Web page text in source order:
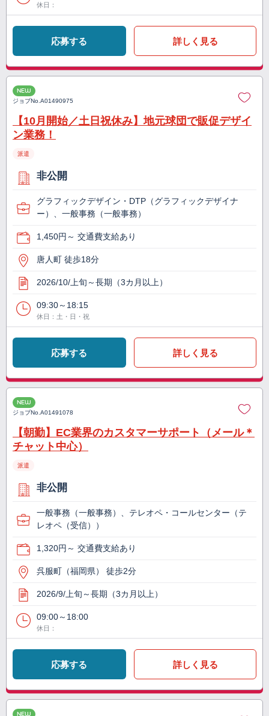
休日：
応募する 詳しく見る
NEW
ジョブNo.A01490975
【10月開始／土日祝休み】地元球団で販促デザイ
ン業務！
派遣
非公開
グラフィックデザイン・DTP（グラフィックデザイナ
ー）、一般事務（一般事務）
1,450円～ 交通費支給あり
唐人町 徒歩18分
2026/10/上旬～長期（3カ月以上）
09:30～18:15
休日：土・日・祝
応募する 詳しく見る
NEW
ジョブNo.A01491078
【朝勤】EC業界のカスタマーサポート（メール＊
チャット中心）
派遣
非公開
一般事務（一般事務）、テレオペ・コールセンター（テ
レオペ（受信））
1,320円～ 交通費支給あり
呉服町（福岡県） 徒歩2分
2026/9/上旬～長期（3カ月以上）
09:00～18:00
休日：
応募する 詳しく見る
NEW